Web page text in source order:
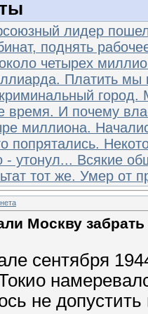
лидер
поднять
четырех
Платить мы
время. И почему
миллиона.
попрятались.
утонул... Всякие
тот же. Умер от
Москву
сентября
не